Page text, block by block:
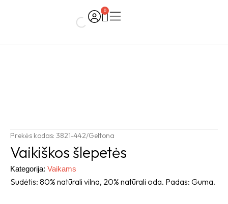
0
Cart
Prekės kodas: 3821-442/Geltona
Vaikiškos šlepetės
Kategorija: Vaikams
Sudėtis: 80% natūrali vilna, 20% natūrali oda. Padas: Guma.